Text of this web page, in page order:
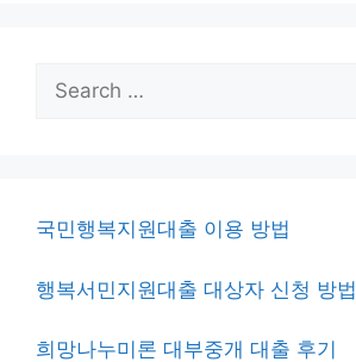
Search
for:
국민행복지원대출 이용 방법
행복서민지원대출 대상자 신청 방법
희망나누미론 대부중개 대출 후기